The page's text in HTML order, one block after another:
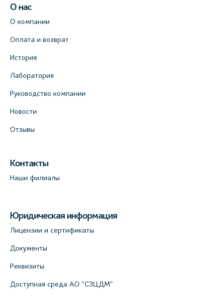
О нас
О компании
Оплата и возврат
История
Лаборатория
Руководство компании
Новости
Отзывы
Контакты
Наши филиалы
Юридическая информация
Лицензии и сертификаты
Документы
Реквизиты
Доступная среда АО "СЗЦДМ"